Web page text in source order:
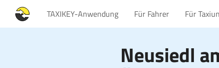
TAXIKEY-Anwendung Für Fahrer Für
Neusiedl